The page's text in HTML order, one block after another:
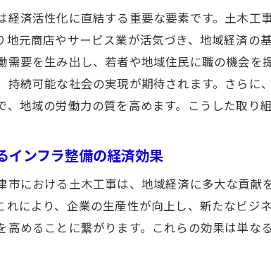
安心・安全な生
サステナブルな
コミュニティの
住民参加型の土
IoTとAIを活用
持続可能な技術
建設技術の進化
経済活性化に直結する重要な要素です。土木
地元商店やサービス業が活気づき、地域経済
需要を生み出し、若者や地域住民に職の機会
持続可能な社会の実現が期待されます。さら
、地域の労働力の質を高めます。こうした取
インフラ整備の経済効果
市における土木工事は、地域経済に多大な貢
れにより、企業の生産性が向上し、新たなビ
高めることに繋がります。これらの効果は単